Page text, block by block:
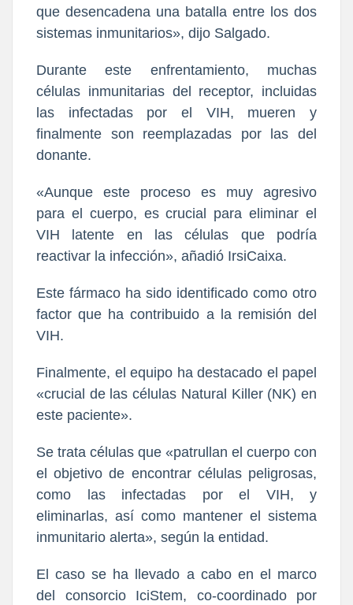
que desencadena una batalla entre los dos
sistemas inmunitarios», dijo Salgado.
Durante este enfrentamiento, muchas
células inmunitarias del receptor, incluidas
las infectadas por el VIH, mueren y
finalmente son reemplazadas por las del
donante.
«Aunque este proceso es muy agresivo
para el cuerpo, es crucial para eliminar el
VIH latente en las células que podría
reactivar la infección», añadió IrsiCaixa.
Este fármaco ha sido identificado como otro
factor que ha contribuido a la remisión del
VIH.
Finalmente, el equipo ha destacado el papel
«crucial de las células Natural Killer (NK) en
este paciente».
Se trata células que «patrullan el cuerpo con
el objetivo de encontrar células peligrosas,
como las infectadas por el VIH, y
eliminarlas, así como mantener el sistema
inmunitario alerta», según la entidad.
El caso se ha llevado a cabo en el marco
del consorcio IciStem, co-coordinado por